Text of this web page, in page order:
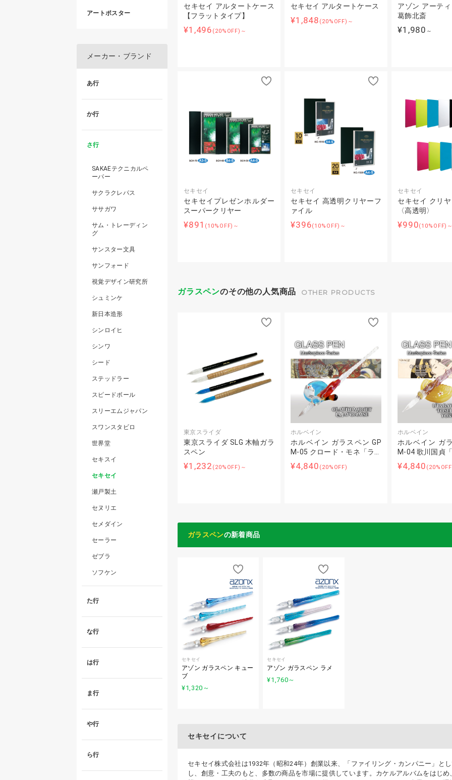
セキセイ アルタートケース
【フラットタイプ】
¥1,496 (20%OFF)～
セキセイ アルタートケース
¥1,848 (20%OFF)～
アゾン アーテ
葛飾北斎
¥1,980 ～
セキセイ
セキセイプレゼンホルダー
スーパークリヤー
¥891 (10%OFF)～
セキセイ
セキセイ 高透明クリヤーフ
ァイル
¥396(10%OFF)～
セキセイ
セキセイ クリ
〈高透明〉
¥990(10%OFF)
ガラスペンのその他の人気商品 OTHER PRODUCTS
東京スライダ
東京スライダ SLG 木軸ガラ
スペン
¥1,232 (20%OFF)～
ホルベイン
ホルベイン ガラスペン GP
M-05 クロード・モネ「ラ…
¥4,840 (20%OFF)
ホルベイン
ホルベイン ガ
M-04 歌川国貞
¥4,840
ガラスペンの新着商品
セキセイ
アゾン ガラスペン キュー
ブ
¥1,320 ～
セキセイ
アゾン ガラスペン ラメ
¥1,760～
セキセイについて
セキセイ株式会社は1932年（昭和24年）創業以来、「ファイリング・カンパニー」と
し、創意・工夫のもと、多数の商品を市場に提供しています。カケルアルバムをはじ
アートポスター
メーカー・ブランド
あ行
か行
さ行
SAKAEテクニカルペ
ーパー
サクラクレパス
ササガワ
サム・トレーディン
グ
サンスター文具
サンフォード
視覚デザイン研究所
シュミンケ
新日本造形
シンロイヒ
シンワ
シード
ステッドラー
スピードボール
スリーエムジャパン
スワンスタビロ
世界堂
セキスイ
セキセイ
瀬戸製土
セヌリエ
セメダイン
セーラー
ゼブラ
ソフケン
た行
な行
は行
ま行
や行
ら行